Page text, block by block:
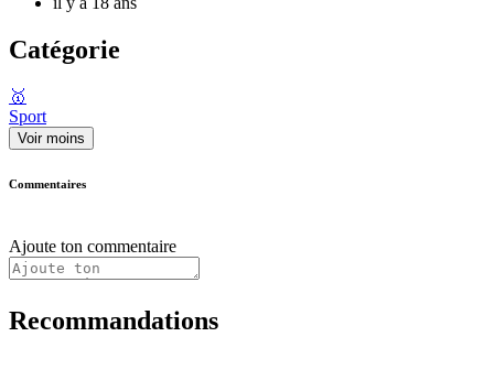
Catégorie
🥇
Sport
Voir moins
Commentaires
Ajoute ton commentaire
Recommandations